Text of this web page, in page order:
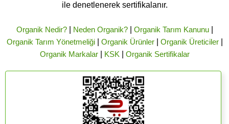
ile denetlenerek sertifikalanır.
Organik Nedir?| Neden Organik?| Organik Tarım Kanunu|
Organik Tarım Yönetmeliği| Organik Ürünler| Organik Üreticiler|
Organik Markalar| KSK Organik Sertifikalar